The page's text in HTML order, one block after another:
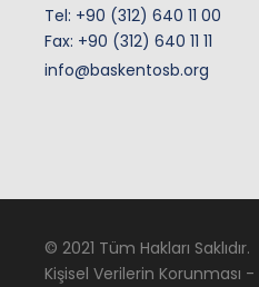
Tel: +90 (312) 640 11 00
Fax: +90 (312) 640 11 11
info@baskentosb.org
© 2021 Tüm Hakları Saklıdır.
Kişisel Verilerin Korunması -